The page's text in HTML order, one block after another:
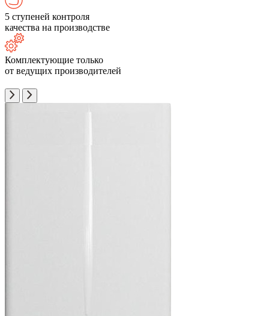
5 ступеней контроля
качества на производстве
Комплектующие только
от ведущих производителей